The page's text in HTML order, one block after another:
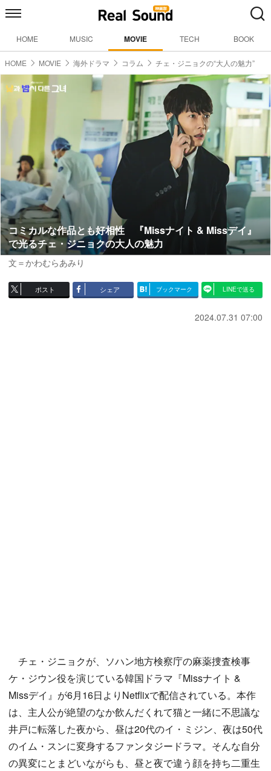
HOME MUSIC MOVIE TECH BOOK
HOME MOVIE 海外ドラマ コラム チェ・ジニョクの“大人の魅力”
コミカルな作品とも好相性 『Missナイト & Missデイ』
で光るチェ・ジニョクの大人の魅力
文＝かわむらあみり
ポスト シェア ブックマーク LINEで送る
2024.07.31 07:00
チェ・ジニョクが、ソハン地方検察庁の麻薬捜査検事
ケ・ジウン役を演じている韓国ドラマ『Missナイト &
Missデイ』が6月16日よりNetflixで配信されている。本作
は、主人公が絶望のなか飲んだくれて猫と一緒に不思議な
井戸に転落した夜から、昼は20代のイ・ミジン、夜は50代
のイム・スンに変身するファンタジードラマ。そんな自分
の異変にとまどいながらも、昼と夜で違う顔を持ち二重生